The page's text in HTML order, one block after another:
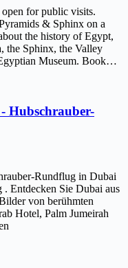
for public visits.
& Sphinx on a
the history of Egypt,
the Sphinx, the Valley
Museum. Book…
Hubschrauber-
Rundflug in Dubai
Entdecken Sie Dubai aus
von berühmten
Hotel, Palm Jumeirah